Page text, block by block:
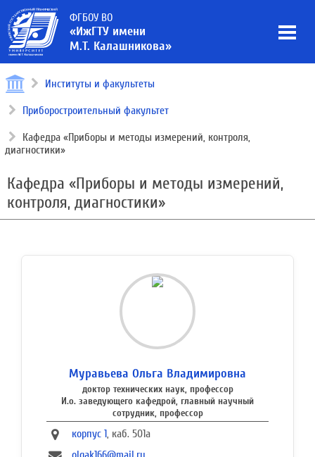
ФГБОУ ВО
«ИжГТУ имени
М.Т. Калашникова»
Институты и факультеты
Приборостроительный факультет
Кафедра «Приборы и методы измерений, контроля,
диагностики»
Кафедра «Приборы и методы измерений,
контроля, диагностики»
Муравьева Ольга Владимировна
доктор технических наук, профессор
И.о. заведующего кафедрой, главный научный
сотрудник, профессор
корпус 1, каб. 501a